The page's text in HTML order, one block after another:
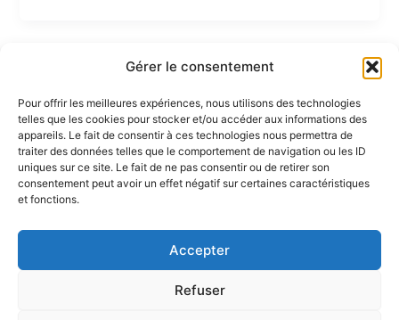
Gérer le consentement
Pour offrir les meilleures expériences, nous utilisons des technologies
telles que les cookies pour stocker et/ou accéder aux informations des
appareils. Le fait de consentir à ces technologies nous permettra de
traiter des données telles que le comportement de navigation ou les ID
uniques sur ce site. Le fait de ne pas consentir ou de retirer son
consentement peut avoir un effet négatif sur certaines caractéristiques
et fonctions.
Accepter
Refuser
Partenaires :
LaMaisonDuDonut
LaBelleBiere